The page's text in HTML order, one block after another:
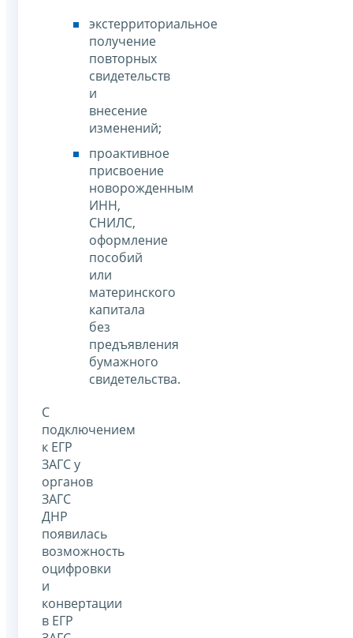
экстерриториальное
получение
повторных
свидетельств
и
внесение
изменений;
проактивное
присвоение
новорожденным
ИНН,
СНИЛС,
оформление
пособий
или
материнского
капитала
без
предъявления
бумажного
свидетельства.
С
подключением
к ЕГР
ЗАГС у
органов
ЗАГС
ДНР
появилась
возможность
оцифровки
и
конвертации
в ЕГР